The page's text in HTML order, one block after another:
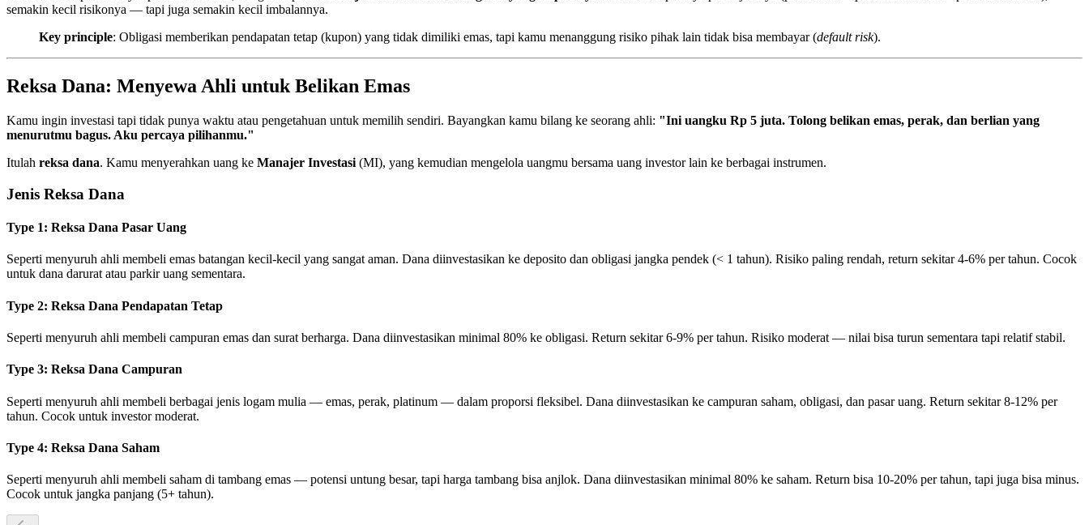
semakin kecil risikonya — tapi juga semakin kecil imbalannya.
Key principle: Obligasi memberikan pendapatan tetap (kupon) yang tidak dimiliki emas, tapi kamu menanggung risiko pihak lain tidak bisa membayar (default risk).
Reksa Dana: Menyewa Ahli untuk Belikan Emas
Kamu ingin investasi tapi tidak punya waktu atau pengetahuan untuk memilih sendiri. Bayangkan kamu bilang ke seorang ahli: "Ini uangku Rp 5 juta. Tolong belikan emas, perak, dan berlian yang
menurutmu bagus. Aku percaya pilihanmu."
Itulah reksa dana. Kamu menyerahkan uang ke Manajer Investasi (MI), yang kemudian mengelola uangmu bersama uang investor lain ke berbagai instrumen.
Jenis Reksa Dana
Type 1: Reksa Dana Pasar Uang
Seperti menyuruh ahli membeli emas batangan kecil-kecil yang sangat aman. Dana diinvestasikan ke deposito dan obligasi jangka pendek (< 1 tahun). Risiko paling rendah, return sekitar 4-6% per tahun. Cocok
untuk dana darurat atau parkir uang sementara.
Type 2: Reksa Dana Pendapatan Tetap
Seperti menyuruh ahli membeli campuran emas dan surat berharga. Dana diinvestasikan minimal 80% ke obligasi. Return sekitar 6-9% per tahun. Risiko moderat — nilai bisa turun sementara tapi relatif stabil.
Type 3: Reksa Dana Campuran
Seperti menyuruh ahli membeli berbagai jenis logam mulia — emas, perak, platinum — dalam proporsi fleksibel. Dana diinvestasikan ke campuran saham, obligasi, dan pasar uang. Return sekitar 8-12% per
tahun. Cocok untuk investor moderat.
Type 4: Reksa Dana Saham
Seperti menyuruh ahli membeli saham di tambang emas — potensi untung besar, tapi harga tambang bisa anjlok. Dana diinvestasikan minimal 80% ke saham. Return bisa 10-20% per tahun, tapi juga bisa minus.
Cocok untuk jangka panjang (5+ tahun).